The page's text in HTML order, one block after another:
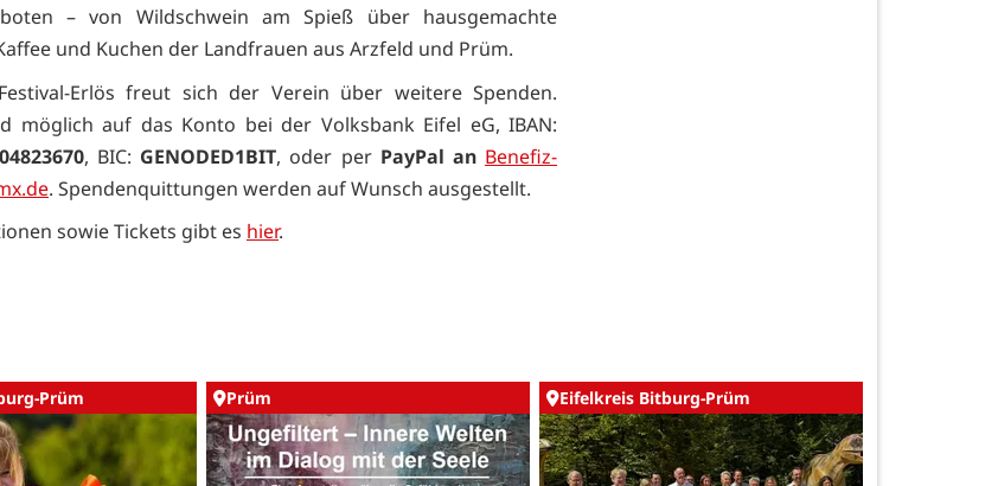
– von Wildschwein am Spieß über hausgemachte
und Kuchen der Landfrauen aus Arzfeld und Prüm.
Erlös freut sich der Verein über weitere Spenden.
möglich auf das Konto bei der Volksbank Eifel eG, IBAN:
, BIC: GENODED1BIT, oder per PayPal an Benefiz-
. Spendenquittungen werden auf Wunsch ausgestellt.
sowie Tickets gibt es hier.
Prüm Prüm Eifelkreis Bitburg-Prüm